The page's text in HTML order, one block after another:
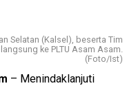
Selatan (Kalsel), beserta Tim
ke PLTU Asam Asam.
(Foto/Ist)
– Menindaklanjuti